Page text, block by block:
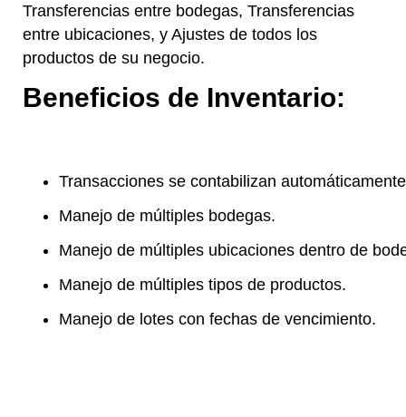
Transferencias entre bodegas, Transferencias
entre ubicaciones, y Ajustes de todos los
productos de su negocio.
Beneficios de Inventario:
Transacciones se contabilizan
Manejo de múltiples bodegas.
Manejo de múltiples ubicaciones dentro de
Manejo de múltiples tipos de productos.
Manejo de lotes con fechas de vencimiento.